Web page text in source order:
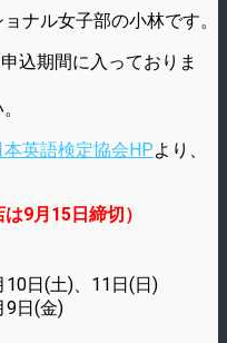
ナル女子部の小林です。
込期間に入っておりま
本英語検定協会HPより、
9月15日締切）
日(土)、11日(日)
9日(金)